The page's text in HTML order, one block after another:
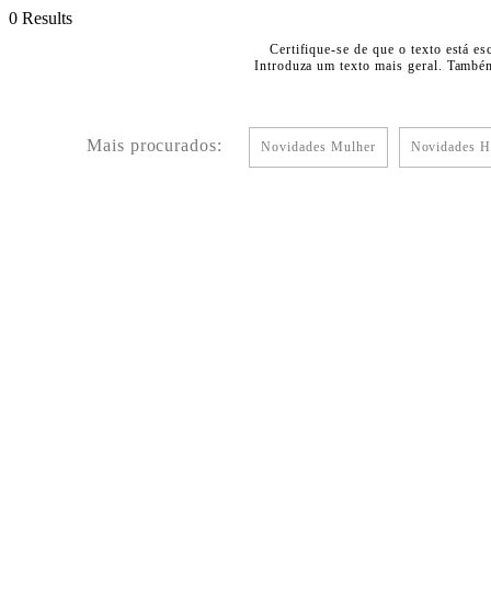
0 Results
Certifique-se de que o texto está
Introduza um texto mais geral.
Mais procurados: Novidades Mulher Novidades